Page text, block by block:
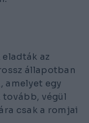
az
állapotban
amelyet egy
végül
csak a romjai